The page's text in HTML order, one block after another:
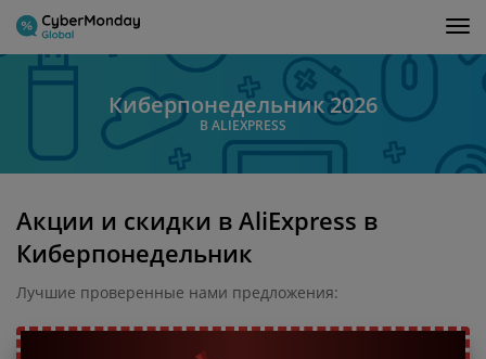
Киберпонедельник 2026
В ALIEXPRESS
Акции и скидки в AliExpress в
Киберпонедельник
Лучшие проверенные нами предложения: